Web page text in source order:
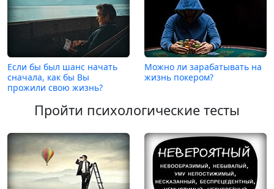
Если бы был шанс начать
сначала, как бы Вы
прожили свою жизнь?
Можно ли зарабатывать на
жизнь покером?
Пройти психологические тесты